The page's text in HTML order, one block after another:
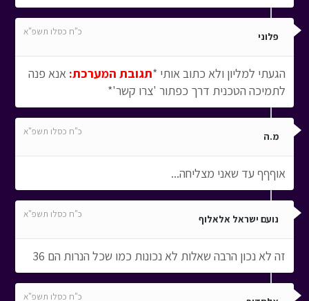
פלוני כ"ח כסלו תשפ"א
הגעתי למליון ולא כתוב אותי *תגובת המערכת: אנא פנה
לתמיכה הטכנית דרך כפתור 'צרו קשר'*
מ.ה כ"ח כסלו תשפ"א
אוףףף עד שאני מצליחה...
נועם ישראל אלאלוף כ"ח כסלו תשפ"א
זה לא נכון הרבה שאלות לא נכונות כמו שכל הנרות הם 36
כ"ח כסלו תשפ"א